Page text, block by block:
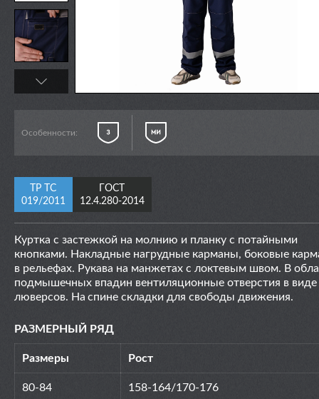
Особенности:
ТР ТС
019/2011
ГОСТ
12.4.280-2014
Куртка с застежкой на молнию и планку с потайными
кнопками. Накладные нагрудные карманы, боковые
в рельефах. Рукава на манжетах с локтевым швом. В
подмышечных впадин вентиляционные отверстия в виде
люверсов. На спине складки для свободы движения.
РАЗМЕРНЫЙ РЯД
Размеры Рост
80-84 158-164/170-176